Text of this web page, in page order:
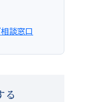
談窓口
る